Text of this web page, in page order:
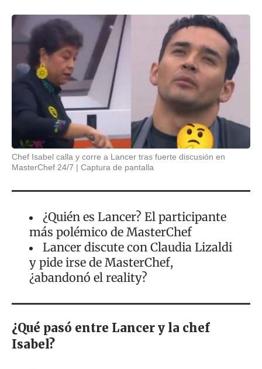
Chef Isabel calla y corre a Lancer tras fuerte discusión en
MasterChef 24/7
Captura de pantalla
¿Quién es Lancer? El participante
más polémico de MasterChef
Lancer discute con Claudia Lizaldi
y pide irse de MasterChef,
¿abandonó el reality?
¿Qué pasó entre Lancer y la chef
Isabel?